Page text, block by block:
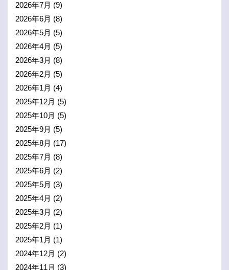
2026年7月 (9)
2026年6月 (8)
2026年5月 (5)
2026年4月 (5)
2026年3月 (8)
2026年2月 (5)
2026年1月 (4)
2025年12月 (5)
2025年10月 (5)
2025年9月 (5)
2025年8月 (17)
2025年7月 (8)
2025年6月 (2)
2025年5月 (3)
2025年4月 (2)
2025年3月 (2)
2025年2月 (1)
2025年1月 (1)
2024年12月 (2)
2024年11月 (3)